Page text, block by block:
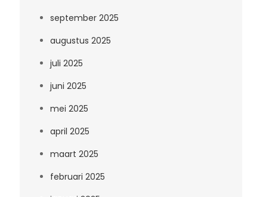
september 2025
augustus 2025
juli 2025
juni 2025
mei 2025
april 2025
maart 2025
februari 2025